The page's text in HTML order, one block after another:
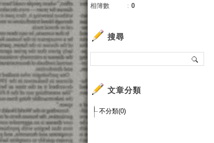
相簿數
： 0
搜尋
文章分類
不分類(0)